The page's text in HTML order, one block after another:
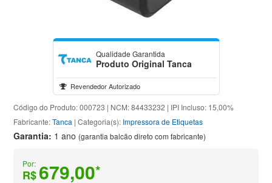
Qualidade Garantida
Produto Original Tanca
Revendedor Autorizado
Código do Produto: 000723 | NCM: 84433232 | IPI Incluso: 15,00%
Fabricante:Tanca | Categoria(s): Impressora de Etiquetas
Garantia: 1 ano (garantia balcão direto com fabricante)
Por:
R$679,00*